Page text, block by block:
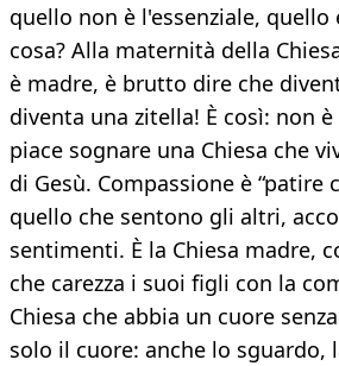
quello non è l'essenziale, quello
cosa? Alla maternità della
è madre, è brutto dire che
diventa una zitella! È così: non
piace sognare una Chiesa che
di Gesù. Compassione è “patire
quello che sentono gli altri,
sentimenti. È la Chiesa madre,
che carezza i suoi figli con la
Chiesa che abbia un cuore
solo il cuore: anche lo sguardo,